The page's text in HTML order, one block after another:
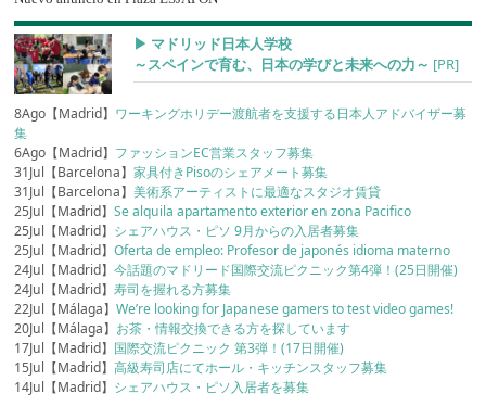
▶︎ マドリッド日本人学校
～スペインで育む、日本の学びと未来への力～ [PR]
8Ago【Madrid】 ワーキングホリデー渡航者を支援する日本人アドバイザー募
集
6Ago【Madrid】 ファッションEC営業スタッフ募集
31Jul【Barcelona】家具付きPisoのシェアメート募集
31Jul【Barcelona】美術系アーティストに最適なスタジオ賃貸
25Jul【Madrid】Se alquila apartamento exterior en zona Pacifico
25Jul【Madrid】 シェアハウス・ピソ 9月からの入居者募集
25Jul【Madrid】Oferta de empleo: Profesor de japonés idioma materno
24Jul【Madrid】今話題のマドリード国際交流ピクニック第4弾！(25日開催)
24Jul【Madrid】寿司を握れる方募集
22Jul【Málaga】We’re looking for Japanese gamers to test video games!
20Jul【Málaga】 お茶・情報交換できる方を探しています
17Jul【Madrid】 国際交流ピクニック 第3弾！(17日開催)
15Jul【Madrid】高級寿司店にてホール・キッチンスタッフ募集
14Jul【Madrid】 シェアハウス・ピソ入居者を募集